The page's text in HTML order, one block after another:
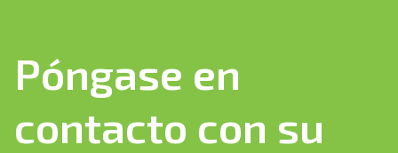
Póngase en
contacto con su